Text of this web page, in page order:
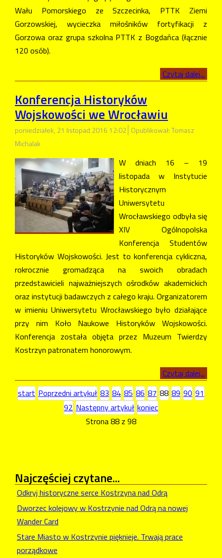
Wału Pomorskiego ze Szczecinka, PTTK Ziemi
Gorzowskiej, wycieczka miłośników fortyfikacji z
Gorzowa oraz grupa szkolna PTTK z Bogdańca (łącznie
120 osób).
Czytaj dalej...
Konferencja Historyków
Wojskowości we Wrocławiu
poniedziałek, 21 listopad 2016 12:02 Opublikował: Tomasz
Michalak
W dniach 16 – 19
listopada w Instytucie
Historycznym
Uniwersytetu
Wrocławskiego odbyła się
XIV Ogólnopolska
Konferencja Studentów
Historyków Wojskowości. Jest to konferencja cykliczna,
rokrocznie gromadząca na swoich obradach
przedstawicieli najważniejszych ośrodków akademickich
oraz instytucji badawczych z całego kraju. Organizatorem
w imieniu Uniwersytetu Wrocławskiego było działające
przy nim Koło Naukowe Historyków Wojskowości.
Konferencja została objęta przez Muzeum Twierdzy
Kostrzyn patronatem honorowym.
Czytaj dalej...
start Poprzedni artykuł 83 84 85 86 87 88 89 90 91
92 Następny artykuł koniec
Strona 88 z 98
Najczęściejczytane...
Odkryj historyczne serce Kostrzyna nad Odrą
Dworzec kolejowy w Kostrzynie nad Odrą na nowej
Wander Card
Stare Miasto w Kostrzynie pięknieje. Trwają prace
porządkowe